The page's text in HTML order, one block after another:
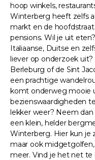
hoop winkels,
Winterberg heeft zelfs
markt en de
pensions. Wil je uit
Italiaanse, Duitse en
liever op onderzoek
Berleburg of de Sint
een prachtige
komt onderweg mooie
bezienswaardigheden
lekker weer? Neem
een klein, helder
Winterberg. Hier kun je
maar ook
meer. Vind je het net